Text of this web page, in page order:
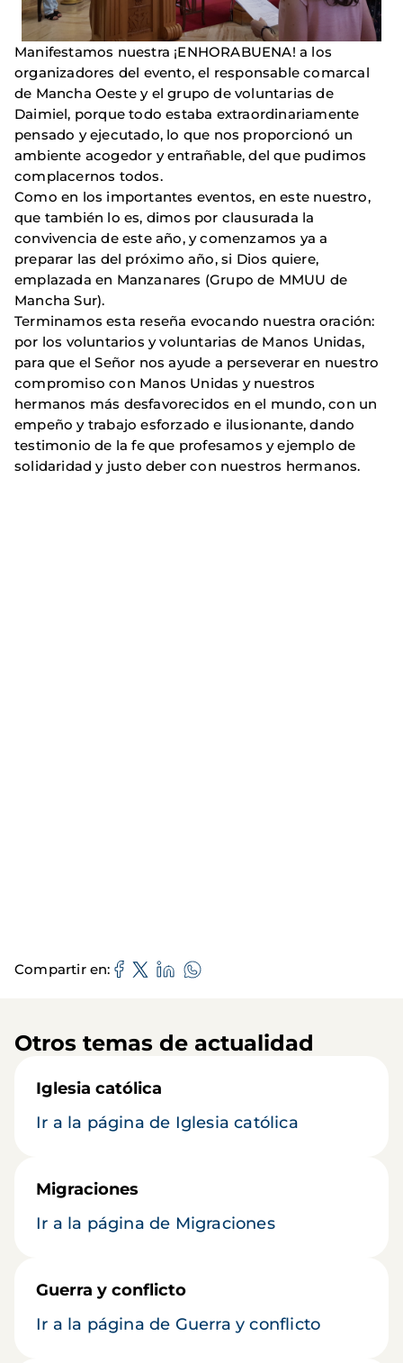
Manifestamos nuestra ¡ENHORABUENA! a los
organizadores del evento, el responsable comarcal
de Mancha Oeste y el grupo de voluntarias de
Daimiel, porque todo estaba extraordinariamente
pensado y ejecutado, lo que nos proporcionó un
ambiente acogedor y entrañable, del que pudimos
complacernos todos.
Como en los importantes eventos, en este nuestro,
que también lo es, dimos por clausurada la
convivencia de este año, y comenzamos ya a
preparar las del próximo año, si Dios quiere,
emplazada en Manzanares (Grupo de MMUU de
Mancha Sur).
Terminamos esta reseña evocando nuestra oración:
por los voluntarios y voluntarias de Manos Unidas,
para que el Señor nos ayude a perseverar en nuestro
compromiso con Manos Unidas y nuestros
hermanos más desfavorecidos en el mundo, con un
empeño y trabajo esforzado e ilusionante, dando
testimonio de la fe que profesamos y ejemplo de
solidaridad y justo deber con nuestros hermanos.
Compartir en
Otros temas de actualidad
Iglesia católica
Ir a la página de Iglesia católica
Migraciones
Ir a la página de Migraciones
Guerra y conflicto
Ir a la página de Guerra y conflicto